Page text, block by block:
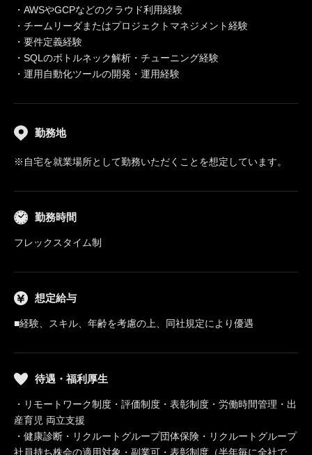
・AWSやGCPなどのクラウド利用経験
・チームリーダまたはプロジェクトマネジメント経験
・要件定義経験
・SQLのボトルネック解析・チューニング経験
・運用自動化ツールの開発・運用経験
勤務地
※自宅を就業場所として勤務いただくことを想定しています。
勤務時間
フレックスタイム制
想定給与
■経験、スキル、年齢を考慮の上、同社規定により優遇
待遇・福利厚生
・リモートワーク制度・評価制度・表彰制度・労働時間管理・出
産育児 両立支援
・健康診断・リクルートグループ団体保険・リクルートグループ
社員持ち株会の適用対象・副業可・表彰制度（半年毎に全社で